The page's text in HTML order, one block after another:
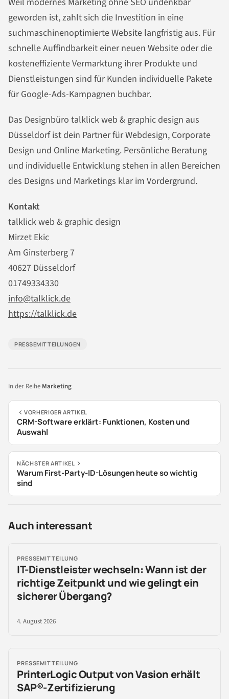
geworden ist, zahlt sich die Investition in eine
suchmaschinenoptimierte Website langfristig aus. Für
schnelle Auffindbarkeit einer neuen Website oder die
kosteneffiziente Vermarktung ihrer Produkte und
Dienstleistungen sind für Kunden individuelle Pakete
für Google-Ads-Kampagnen buchbar.
Das Designbüro talklick web & graphic design aus
Düsseldorf ist dein Partner für Webdesign, Corporate
Design und Online Marketing. Persönliche Beratung
und individuelle Entwicklung stehen in allen Bereichen
des Designs und Marketings klar im Vordergrund.
Kontakt
talklick web & graphic design
Mirzet Ekic
Am Ginsterberg 7
40627 Düsseldorf
01749334330
info@talklick.de
https://talklick.de
PRESSEMITTEILUNGEN
In der Reihe Marketing
VORHERIGER ARTIKEL
CRM-Software erklärt: Funktionen, Kosten und
Auswahl
NÄCHSTER ARTIKEL
Warum First-Party-ID-Lösungen heute so wichtig
sind
Auch interessant
PRESSEMITTEILUNG
IT-Dienstleister wechseln: Wann ist der
richtige Zeitpunkt und wie gelingt ein
sicherer Übergang?
4. August 2026
PRESSEMITTEILUNG
PrinterLogic Output von Vasion erhält
SAP®-Zertifizierung